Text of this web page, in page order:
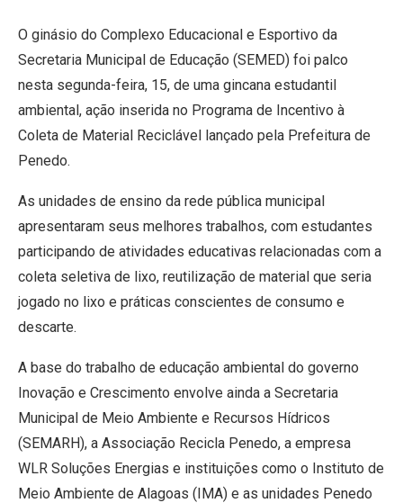
O ginásio do Complexo Educacional e Esportivo da
Secretaria Municipal de Educação (SEMED) foi palco
nesta segunda-feira, 15, de uma gincana estudantil
ambiental, ação inserida no Programa de Incentivo à
Coleta de Material Reciclável lançado pela Prefeitura de
Penedo.
As unidades de ensino da rede pública municipal
apresentaram seus melhores trabalhos, com estudantes
participando de atividades educativas relacionadas com a
coleta seletiva de lixo, reutilização de material que seria
jogado no lixo e práticas conscientes de consumo e
descarte.
A base do trabalho de educação ambiental do governo
Inovação e Crescimento envolve ainda a Secretaria
Municipal de Meio Ambiente e Recursos Hídricos
(SEMARH), a Associação Recicla Penedo, a empresa
WLR Soluções Energias e instituições como o Instituto de
Meio Ambiente de Alagoas (IMA) e as unidades Penedo